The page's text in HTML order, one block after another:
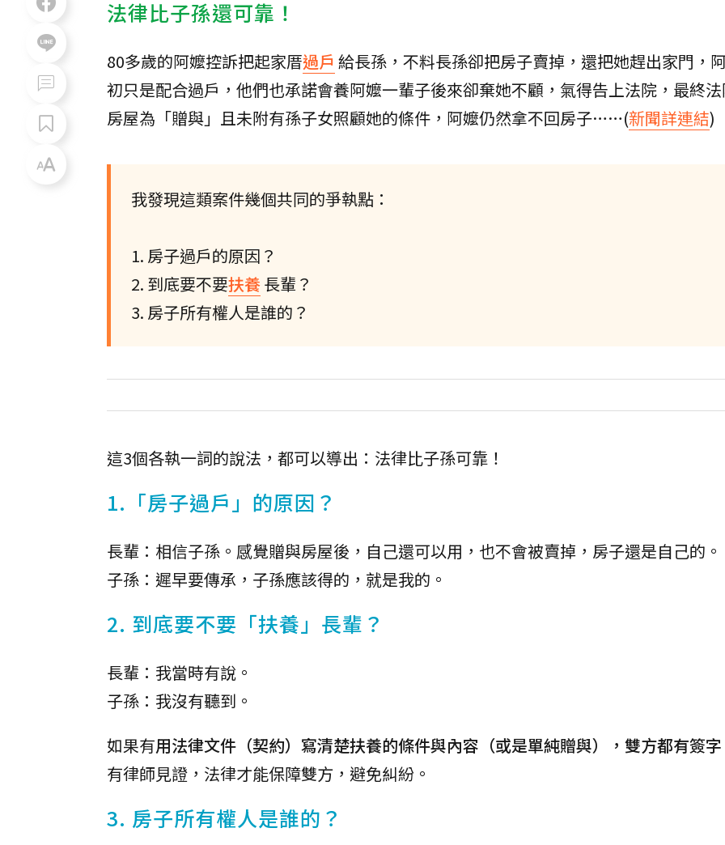
法律比子孫還可靠！
80多歲的阿嬤控訴把起家厝過戶 給長孫，不料長孫卻把房子賣掉，還把她趕出家門，
初只是配合過戶，他們也承諾會養阿嬤一輩子後來卻棄她不顧，氣得告上法院，最終
房屋為「贈與」且未附有孫子女照顧她的條件，阿嬤仍然拿不回房子……(新聞詳連結)
我發現這類案件幾個共同的爭執點：
1. 房子過戶的原因？
2. 到底要不要扶養長輩？
3. 房子所有權人是誰的？
這3個各執一詞的說法，都可以導出：法律比子孫可靠！
1.「房子過戶」的原因？
長輩：相信子孫。感覺贈與房屋後，自己還可以用，也不會被賣掉，房子還是自己的。
子孫：遲早要傳承，子孫應該得的，就是我的。
2. 到底要不要「扶養」長輩？
長輩：我當時有說。
子孫：我沒有聽到。
如果有用法律文件（契約）寫清楚扶養的條件與內容（或是單純贈與），雙方都有簽字
有律師見證，法律才能保障雙方，避免糾紛。
3. 房子所有權人是誰的？